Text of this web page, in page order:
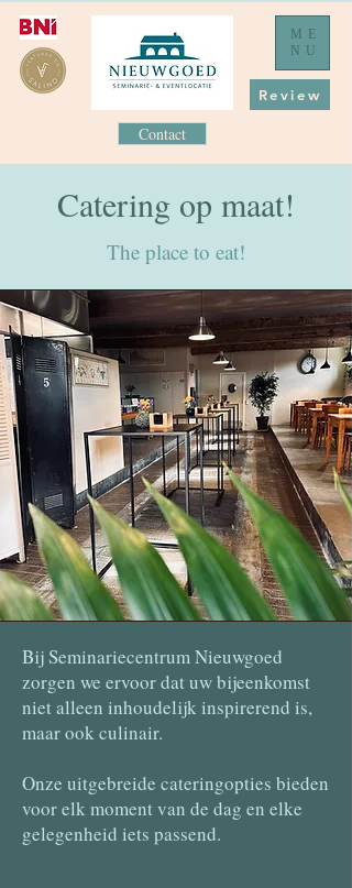
Contact
Review
ME
NU
Catering op maat!
The place to eat!
Bij Seminariecentrum Nieuwgoed
zorgen we ervoor dat uw bijeenkomst
niet alleen inhoudelijk inspirerend is,
maar ook culinair.
Onze uitgebreide cateringopties bieden
voor elk moment van de dag en elke
gelegenheid iets passend.